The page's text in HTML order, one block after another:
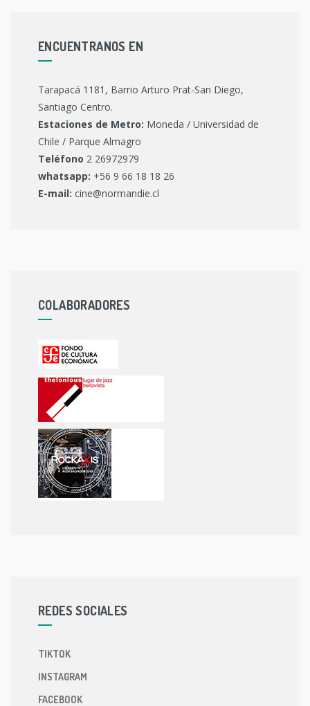
ENCUENTRANOS EN
Tarapacá 1181, Barrio Arturo Prat-San Diego,
Santiago Centro.
Estaciones de Metro: Moneda / Universidad de
Chile / Parque Almagro
Teléfono 2 26972979
whatsapp: +56 9 66 18 18 26
E-mail: cine@normandie.cl
COLABORADORES
REDES SOCIALES
TIKTOK
INSTAGRAM
FACEBOOK